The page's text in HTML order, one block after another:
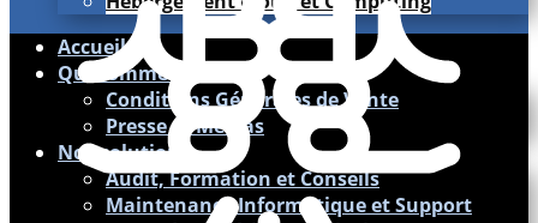
Accueil
Qui sommes nous ?
Conditions Générales de Vente
Presse et Médias
Nos solutions
Audit, Formation et Conseils
Maintenance Informatique et Support